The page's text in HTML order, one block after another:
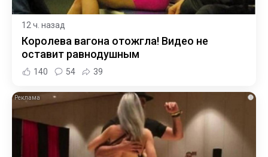
12 ч. назад
Королева вагона отожгла! Видео не
оставит равнодушным
140 54 39
i